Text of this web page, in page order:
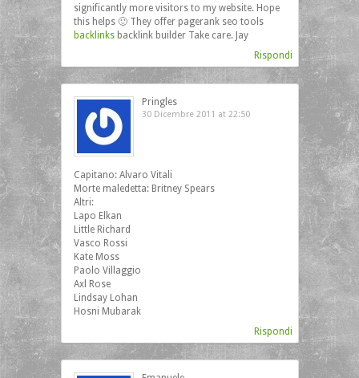
significantly more visitors to my website. Hope
this helps 🙂 They offer pagerank seo tools
backlinksbacklink builder Take care. Jay
Rispondi
Pringles
30 Dicembre 2011 at 22:50
Capitano: Alvaro Vitali
Morte maledetta: Britney Spears
Altri:
Lapo Elkan
Little Richard
Vasco Rossi
Kate Moss
Paolo Villaggio
Axl Rose
Lindsay Lohan
Hosni Mubarak
Rispondi